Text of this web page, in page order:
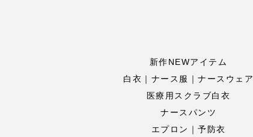
新作NEWアイテム
白衣｜ナース服｜ナースウェア
医療用スクラブ白衣
ナースパンツ
エプロン｜予防衣